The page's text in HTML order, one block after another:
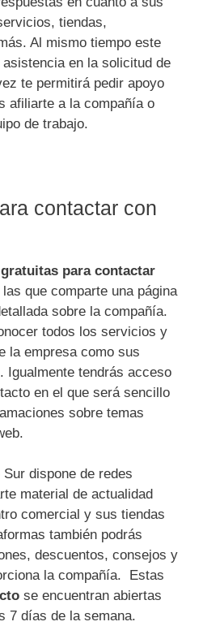
tiendas,
Al mismo tiempo este
en la solicitud de
te permitirá pedir apoyo
afiliarte a la compañía o
de trabajo.
contactar con
para contactar
que comparte una página
sobre la compañía.
todos los servicios y
la empresa como sus
Igualmente tendrás acceso
en el que será sencillo
sobre temas
dispone de redes
material de actualidad
comercial y sus tiendas
también podrás
descuentos, consejos y
la compañía. Estas
se encuentran abiertas
7 días de la semana.